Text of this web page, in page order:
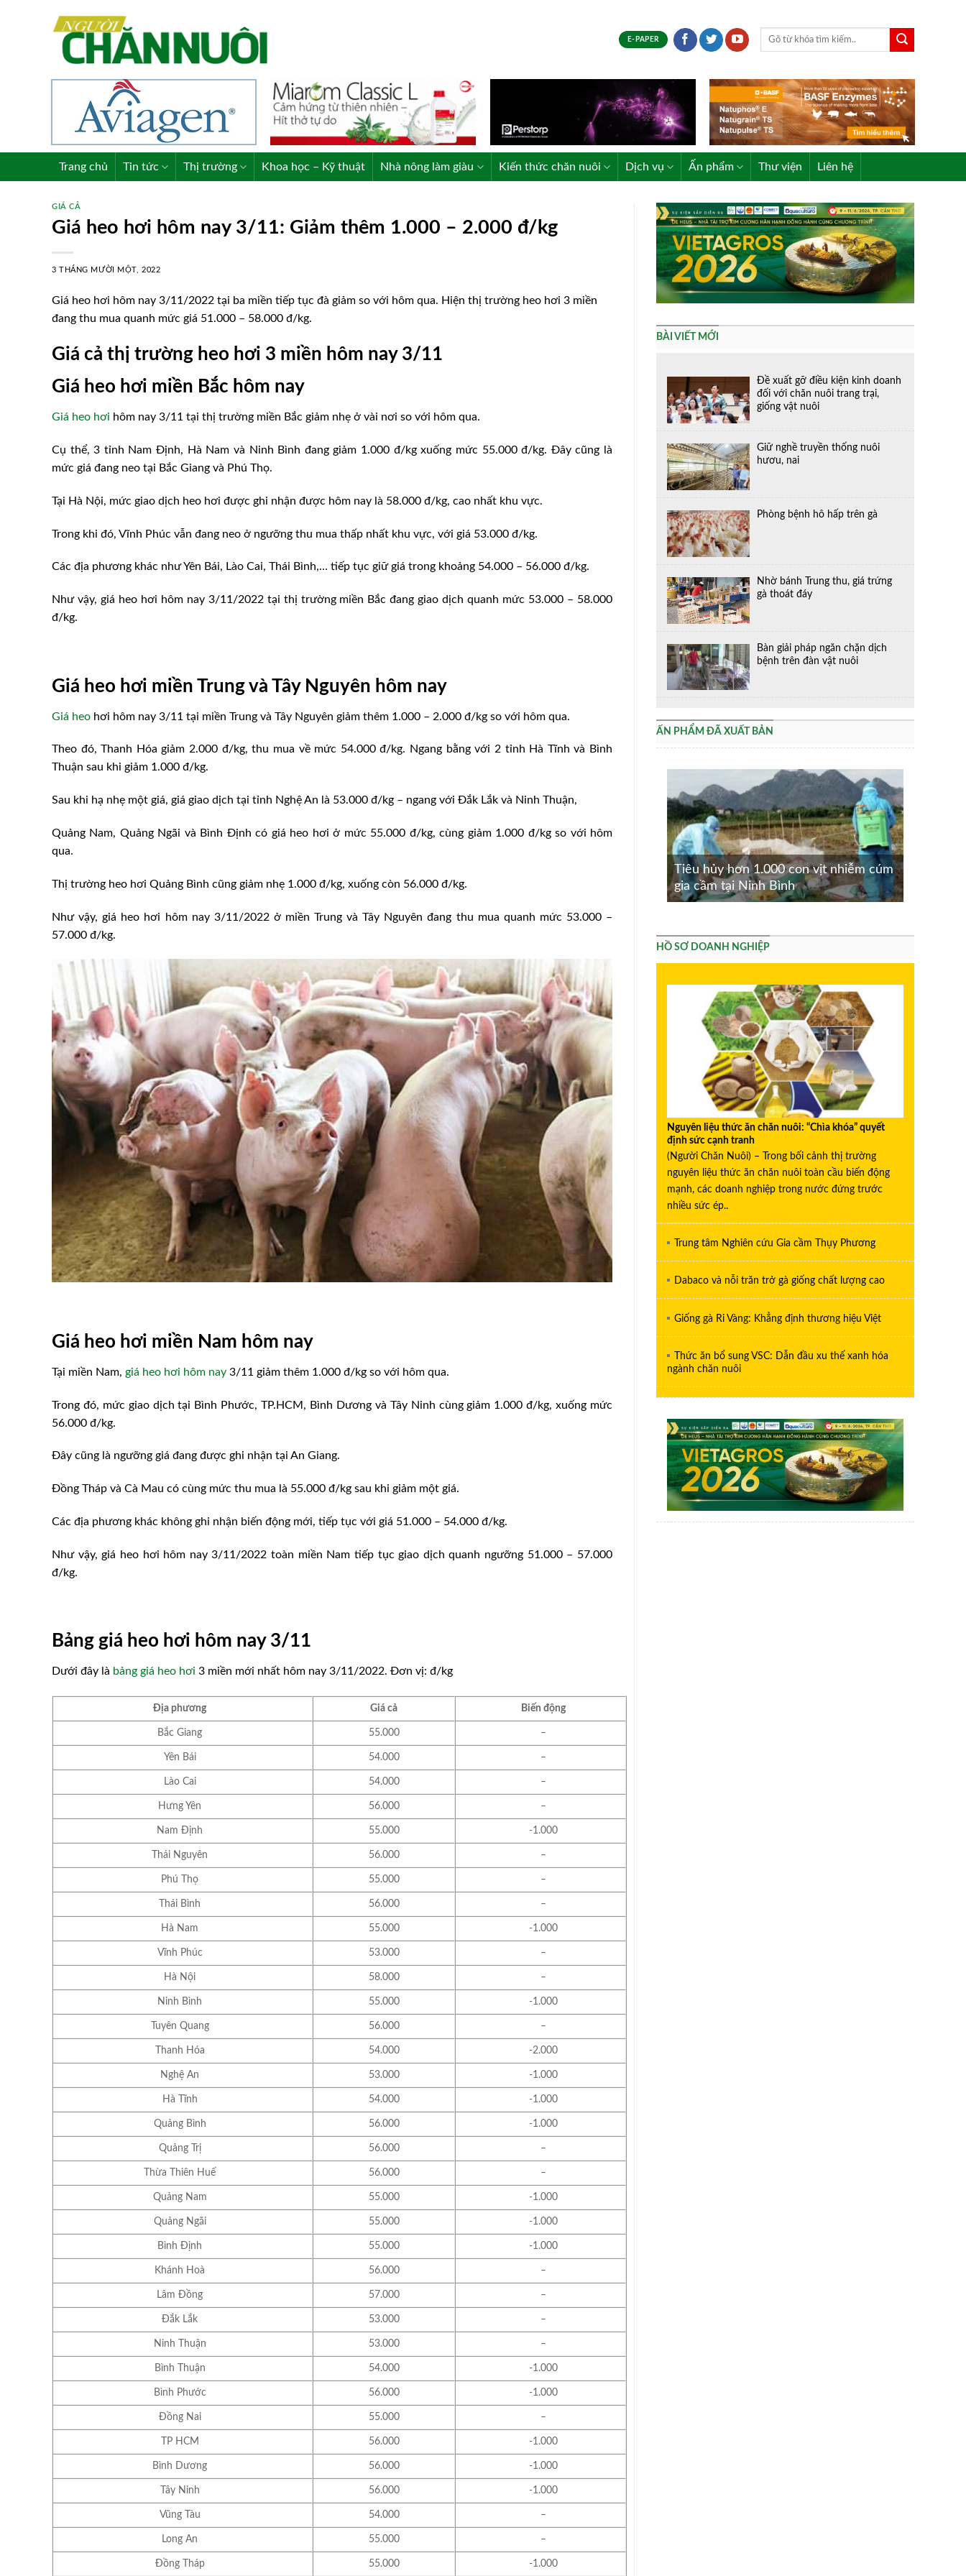
E-PAPER
Trang chủ Tin tức Thị trường Khoa học – Kỹ thuật Nhà nông làm giàu Kiến thức chăn nuôi Dịch vụ Ấn phẩm Thư viện Liên hệ
GIÁ CẢ
Giá heo hơi hôm nay 3/11: Giảm thêm 1.000 – 2.000 đ/kg
3 THÁNG MƯỜI MỘT, 2022
Giá heo hơi hôm nay 3/11/2022 tại ba miền tiếp tục đà giảm so với hôm qua. Hiện thị trường heo hơi 3 miền
đang thu mua quanh mức giá 51.000 – 58.000 đ/kg.
Giá cả thị trường heo hơi 3 miền hôm nay 3/11
Giá heo hơi miền Bắc hôm nay
Giá heo hơi hôm nay 3/11 tại thị trường miền Bắc giảm nhẹ ở vài nơi so với hôm qua.
Cụ thể, 3 tỉnh Nam Định, Hà Nam và Ninh Bình đang giảm 1.000 đ/kg xuống mức 55.000 đ/kg. Đây cũng là
mức giá đang neo tại Bắc Giang và Phú Thọ.
Tại Hà Nội, mức giao dịch heo hơi được ghi nhận được hôm nay là 58.000 đ/kg, cao nhất khu vực.
Trong khi đó, Vĩnh Phúc vẫn đang neo ở ngưỡng thu mua thấp nhất khu vực, với giá 53.000 đ/kg.
Các địa phương khác như Yên Bái, Lào Cai, Thái Bình,… tiếp tục giữ giá trong khoảng 54.000 – 56.000 đ/kg.
Như vậy, giá heo hơi hôm nay 3/11/2022 tại thị trường miền Bắc đang giao dịch quanh mức 53.000 – 58.000
đ/kg.
Giá heo hơi miền Trung và Tây Nguyên hôm nay
Giá heo hơi hôm nay 3/11 tại miền Trung và Tây Nguyên giảm thêm 1.000 – 2.000 đ/kg so với hôm qua.
Theo đó, Thanh Hóa giảm 2.000 đ/kg, thu mua về mức 54.000 đ/kg. Ngang bằng với 2 tỉnh Hà Tĩnh và Bình
Thuận sau khi giảm 1.000 đ/kg.
Sau khi hạ nhẹ một giá, giá giao dịch tại tỉnh Nghệ An là 53.000 đ/kg – ngang với Đắk Lắk và Ninh Thuận,
Quảng Nam, Quảng Ngãi và Bình Định có giá heo hơi ở mức 55.000 đ/kg, cùng giảm 1.000 đ/kg so với hôm
qua.
Thị trường heo hơi Quảng Bình cũng giảm nhẹ 1.000 đ/kg, xuống còn 56.000 đ/kg.
Như vậy, giá heo hơi hôm nay 3/11/2022 ở miền Trung và Tây Nguyên đang thu mua quanh mức 53.000 –
57.000 đ/kg.
Giá heo hơi miền Nam hôm nay
Tại miền Nam, giá heo hơi hôm nay 3/11 giảm thêm 1.000 đ/kg so với hôm qua.
Trong đó, mức giao dịch tại Bình Phước, TP.HCM, Bình Dương và Tây Ninh cùng giảm 1.000 đ/kg, xuống mức
56.000 đ/kg.
Đây cũng là ngưỡng giá đang được ghi nhận tại An Giang.
Đồng Tháp và Cà Mau có cùng mức thu mua là 55.000 đ/kg sau khi giảm một giá.
Các địa phương khác không ghi nhận biến động mới, tiếp tục với giá 51.000 – 54.000 đ/kg.
Như vậy, giá heo hơi hôm nay 3/11/2022 toàn miền Nam tiếp tục giao dịch quanh ngưỡng 51.000 – 57.000
đ/kg.
Bảng giá heo hơi hôm nay 3/11
Dưới đây là bảng giá heo hơi 3 miền mới nhất hôm nay 3/11/2022. Đơn vị: đ/kg
Địa phương Giá cả Biến động
Bắc Giang 55.000 –
Yên Bái 54.000 –
Lào Cai 54.000 –
Hưng Yên 56.000 –
Nam Định 55.000 -1.000
Thái Nguyên 56.000 –
Phú Thọ 55.000 –
Thái Bình 56.000 –
Hà Nam 55.000 -1.000
Vĩnh Phúc 53.000 –
Hà Nội 58.000 –
Ninh Bình 55.000 -1.000
Tuyên Quang 56.000 –
Thanh Hóa 54.000 -2.000
Nghệ An 53.000 -1.000
Hà Tĩnh 54.000 -1.000
Quảng Bình 56.000 -1.000
Quảng Trị 56.000 –
Thừa Thiên Huế 56.000 –
Quảng Nam 55.000 -1.000
Quảng Ngãi 55.000 -1.000
Bình Định 55.000 -1.000
Khánh Hoà 56.000 –
Lâm Đồng 57.000 –
Đắk Lắk 53.000 –
Ninh Thuận 53.000 –
Bình Thuận 54.000 -1.000
Bình Phước 56.000 -1.000
Đồng Nai 55.000 –
TP HCM 56.000 -1.000
Bình Dương 56.000 -1.000
Tây Ninh 56.000 -1.000
Vũng Tàu 54.000 –
Long An 55.000 –
Đồng Tháp 55.000 -1.000
BÀI VIẾT MỚI
Đề xuất gỡ điều kiện kinh doanh
đối với chăn nuôi trang trại,
giống vật nuôi
Giữ nghề truyền thống nuôi
hươu, nai
Phòng bệnh hô hấp trên gà
Nhờ bánh Trung thu, giá trứng
gà thoát đáy
Bàn giải pháp ngăn chặn dịch
bệnh trên đàn vật nuôi
ẤN PHẨM ĐÃ XUẤT BẢN
Tiêu hủy hơn 1.000 con vịt nhiễm cúm
gia cầm tại Ninh Bình
canh tác kém hiệu
vắc xin phòng bệnh trên đàn vật nuôi
Góc chuyên gia!
HỒ SƠ DOANH NGHIỆP
Nguyên liệu thức ăn chăn nuôi: “Chìa khóa” quyết
định sức cạnh tranh
(Người Chăn Nuôi) – Trong bối cảnh thị trường
nguyên liệu thức ăn chăn nuôi toàn cầu biến động
mạnh, các doanh nghiệp trong nước đứng trước
nhiều sức ép..
Trung tâm Nghiên cứu Gia cầm Thụy Phương
Dabaco và nỗi trăn trở gà giống chất lượng cao
Giống gà Ri Vàng: Khẳng định thương hiệu Việt
Thức ăn bổ sung VSC: Dẫn đầu xu thế xanh hóa
ngành chăn nuôi